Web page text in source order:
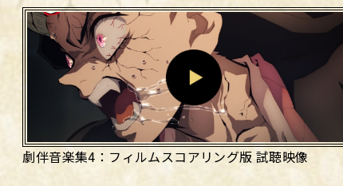
劇伴音楽集4：フィルムスコアリング版 試聴映像